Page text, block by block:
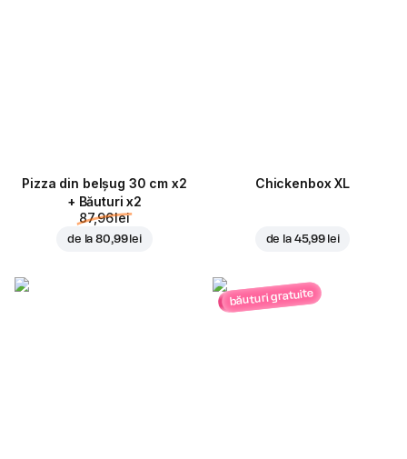
Pizza din belșug 30 cm x2
+ Băuturi x2
87,96 lei
de la80,99 lei
Chickenbox XL
de la 45,99 lei
băuturi gratuite